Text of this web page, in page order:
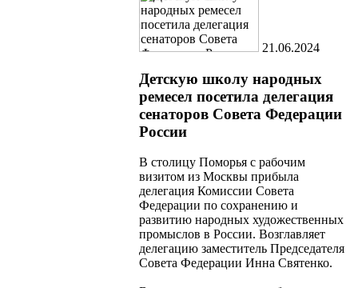
21.06.2024
Детскую школу народных
ремесел посетила делегация
сенаторов Совета Федерации
России
В столицу Поморья с рабочим
визитом из Москвы прибыла
делегация Комиссии Совета
Федерации по сохранению и
развитию народных художественных
промыслов в России. Возглавляет
делегацию заместитель Председателя
Совета Федерации Инна Святенко.